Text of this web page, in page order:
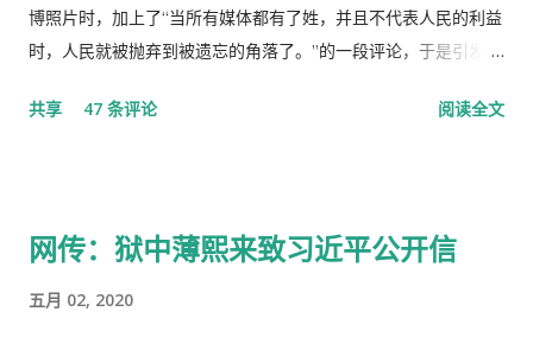
博照片时，加上了“当所有媒体都有了姓，并且不代表人民的利益
时，人民就被抛弃到被遗忘的角落了。”的一段评论，于是引发了
分！因此，每年的2月19日我都坚决的放下手中的笔，以守护曾经
病共同伤害的结果。 几天之后媒体上、网络上疯传着2月23日中
共享 47 条评论 阅读全文
网传：狱中薄熙来致习近平公开信
五月 02, 2020